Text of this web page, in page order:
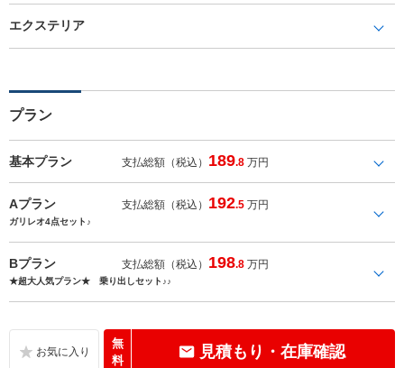
エクステリア
プラン
基本プラン 支払総額（税込） 189.8 万円
Aプラン 支払総額（税込） 192.5 万円
ガリレオ4点セット♪
Bプラン 支払総額（税込） 198.8 万円
★超大人気プラン★ 乗り出しセット♪♪
無
料
見積もり・在庫確認